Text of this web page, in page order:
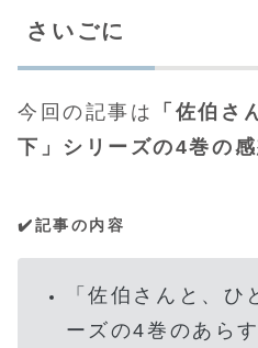
さいごに
今回の記事は 「 佐伯さ
下 」シリーズの4巻の
✔️記事の内容
「佐伯さんと、ひ
ーズの4巻のあら